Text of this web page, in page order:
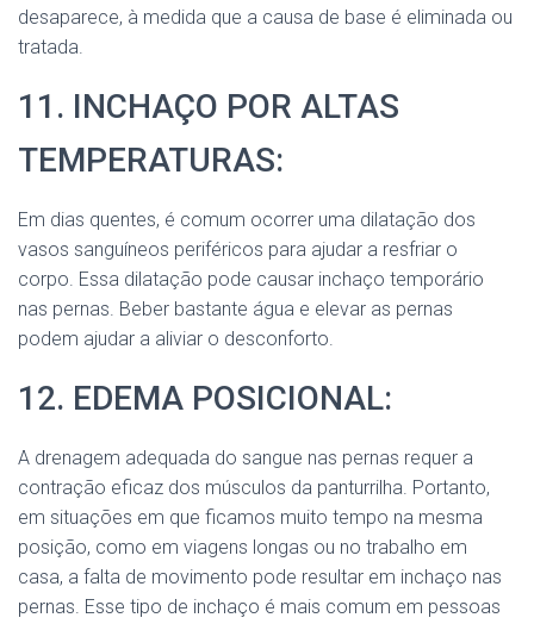
desaparece, à medida que a causa de base é eliminada ou
tratada.
11. INCHAÇO POR ALTAS
TEMPERATURAS:
Em dias quentes, é comum ocorrer uma dilatação dos
vasos sanguíneos periféricos para ajudar a resfriar o
corpo. Essa dilatação pode causar inchaço temporário
nas pernas. Beber bastante água e elevar as pernas
podem ajudar a aliviar o desconforto.
12. EDEMA POSICIONAL:
A drenagem adequada do sangue nas pernas requer a
contração eficaz dos músculos da panturrilha. Portanto,
em situações em que ficamos muito tempo na mesma
posição, como em viagens longas ou no trabalho em
casa, a falta de movimento pode resultar em inchaço nas
pernas. Esse tipo de inchaço é mais comum em pessoas